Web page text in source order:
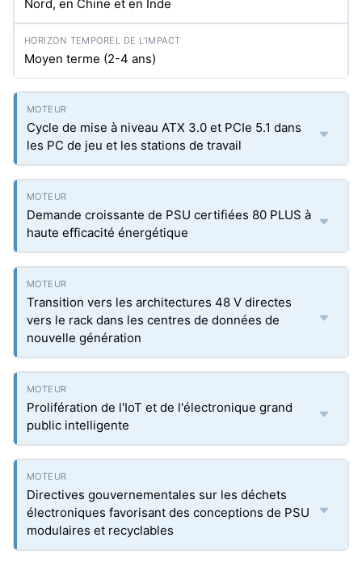
Nord, en Chine et en Inde
Moyen terme (2-4 ans)
Cycle de mise à niveau ATX 3.0 et PCIe 5.1 dans
les PC de jeu et les stations de travail
Demande croissante de PSU certifiées 80 PLUS à
haute efficacité énergétique
Transition vers les architectures 48 V directes
vers le rack dans les centres de données de
nouvelle génération
Prolifération de l'IoT et de l'électronique grand
public intelligente
Directives gouvernementales sur les déchets
électroniques favorisant des conceptions de PSU
modulaires et recyclables